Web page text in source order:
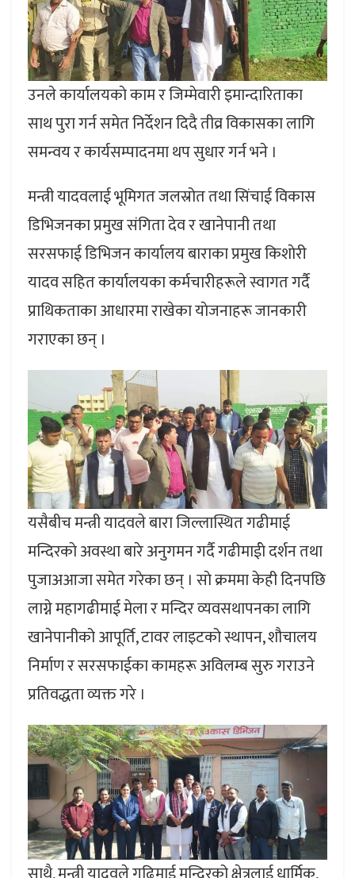
उनले कार्यालयकाे काम र जिम्मेवारी इमान्दारिताका
साथ पुरा गर्न समेत निर्देशन दिदै तीव्र विकासका लागि
समन्वय र कार्यसम्पादनमा थप सुधार गर्न भने ।
मन्त्री यादवलाई भूमिगत जलस्रोत तथा सिंचाई विकास
डिभिजनका प्रमुख संगिता देव र खानेपानी तथा
सरसफाई डिभिजन कार्यालय बाराका प्रमुख किशाेरी
यादव सहित कार्यालयका कर्मचारीहरूले स्वागत गर्दै
प्राथिकताका आधारमा राखेका याेजनाहरू जानकारी
गराएका छन् ।
यसैबीच मन्त्री यादवले बारा जिल्लास्थित गढीमाई
मन्दिरकाे अवस्था बारे अनुगमन गर्दै गढीमाईाे दर्शन तथा
पुजाअआजा समेत गरेका छन् । साे क्रममा केही दिनपछि
लाग्ने महागढीमाई मेला र मन्दिर व्यवसथापनका लागि
खानेपानीको आपूर्ति, टावर लाइटको स्थापन, शौचालय
निर्माण र सरसफाईका कामहरू अविलम्ब सुरु गराउने
प्रतिवद्धता व्यक्त गरे ।